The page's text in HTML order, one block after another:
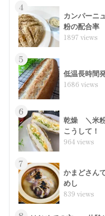
4
カンパーニ
粉の配合率
1897 views
5
低温長時間
1686 views
6
乾燥 ＼米粉
こうして！
964 views
7
かまどさん
めし
839 views